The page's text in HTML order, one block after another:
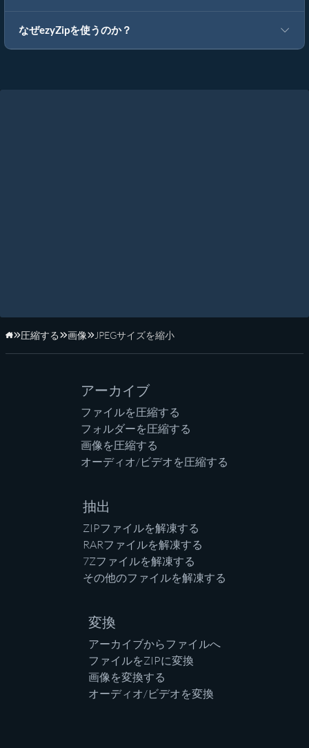
なぜezyZipを使うのか？
ホーム
圧縮する 画像 JPEGサイズを縮小
アーカイブ
ファイルを圧縮する
フォルダーを圧縮する
画像を圧縮する
オーディオ/ビデオを圧縮する
抽出
ZIPファイルを解凍する
RARファイルを解凍する
7Zファイルを解凍する
その他のファイルを解凍する
変換
アーカイブからファイルへ
ファイルをZIPに変換
画像を変換する
オーディオ/ビデオを変換